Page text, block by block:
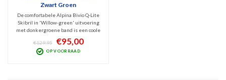
Zwart Groen
De comfortabele Alpina Bivio Q-Lite
Skibril in 'Willow-green' uitvoering
met donkergroene band is een coole
skibril met hoogwaardige Mirror
Gold spiegellens (Cat. 2). Prima
filtering van schadelijk UV en
€129,95 €95,00
OP VOORRAAD